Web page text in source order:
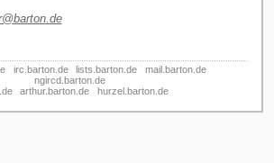
irc.barton.de lists.barton.de
mail.barton.de
ngircd.barton.de
arthur.barton.de hurzel.barton.de